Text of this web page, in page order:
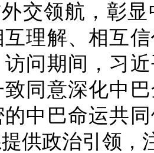
交领航，彰
理解、相互
问期间，习
致同意深化中
中巴命运共
供政治引领，